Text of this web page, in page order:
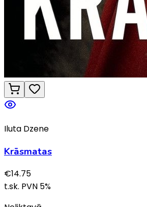
Iluta Dzene
Krāsmatas
€14.75
t.sk. PVN 5%